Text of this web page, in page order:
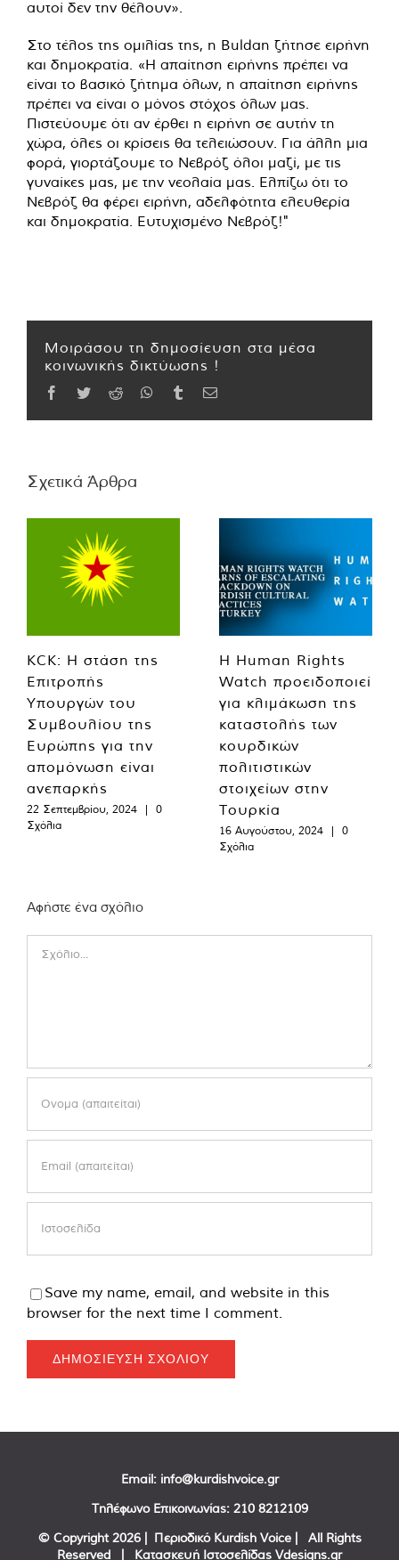
αυτοί δεν την θέλουν».
Στο τέλος της ομιλίας της, η Buldan ζήτησε ειρήνη
και δημοκρατία. «Η απαίτηση ειρήνης πρέπει να
είναι το βασικό ζήτημα όλων, η απαίτηση ειρήνης
πρέπει να είναι ο μόνος στόχος όλων μας.
Πιστεύουμε ότι αν έρθει η ειρήνη σε αυτήν τη
χώρα, όλες οι κρίσεις θα τελειώσουν. Για άλλη μια
φορά, γιορτάζουμε το Νεβρόζ όλοι μαζί, με τις
γυναίκες μας, με την νεολαία μας. Ελπίζω ότι το
Νεβρόζ θα φέρει ειρήνη, αδελφότητα ελευθερία
και δημοκρατία. Ευτυχισμένο Νεβρόζ!"
Μοιράσου τη δημοσίευση στα μέσα
κοινωνικής δικτύωσης !
Facebook
TwitterReddit WhatsApp
TumblrEmail
Σχετικά Άρθρα
KCK: Η στάση της
Επιτροπής
Υπουργών του
Συμβουλίου της
Ευρώπης για την
απομόνωση είναι
ανεπαρκής
22 Σεπτεμβρίου, 2024 |
0
Σχόλια
Η Human Rights
Watch προειδοποιεί
για κλιμάκωση της
καταστολής των
κουρδικών
πολιτιστικών
στοιχείων στην
Τουρκία
16 Αυγούστου, 2024 |
0
Σχόλια
Αφήστε ένα σχόλιο
Save my name, email, and website in this
browser for the next time I comment.
Email: info@kurdishvoice.gr
Τηλέφωνο Επικοινωνίας: 210 8212109
© Copyright 2026 | Περιοδικό Kurdish Voice | All Rights
Reserved | Κατασκευή Ιστοσελίδας Vdesigns.gr